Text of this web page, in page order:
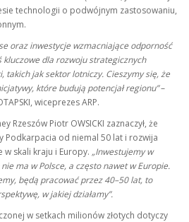
technologii o podwójnym zastosowaniu,
oraz inwestycje wzmacniające odporność
kluczowe dla rozwoju strategicznych
takich jak sektor lotniczy. Cieszymy się, że
które budują potencjał regionu”–
wiceprezes ARP.
Rzeszów Piotr OWSICKI zaznaczył, że
Podkarpacia od niemal 50 lat i rozwija
skali kraju i Europy. „Inwestujemy w
ma w Polsce, a często nawet w Europie.
będą pracować przez 40–50 lat, to
w jakiej działamy”.
w setkach milionów złotych dotyczy